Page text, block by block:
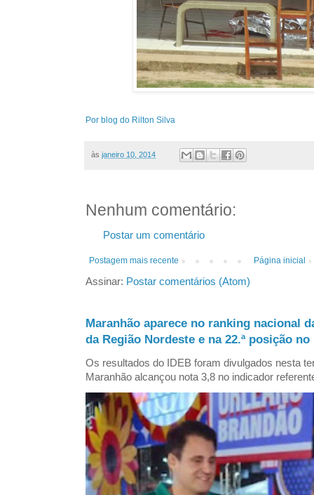
Por blog do Rilton Silva
às janeiro 10, 2014
Nenhum comentário:
Postar um comentário
Postagem mais recente Página inicial
Assinar: Postar comentários (Atom)
Maranhão aparece no ranking nacional
da Região Nordeste e na 22.ª posição
Os resultados do IDEB foram divulgados nesta
Maranhão alcançou nota 3,8 no indicador